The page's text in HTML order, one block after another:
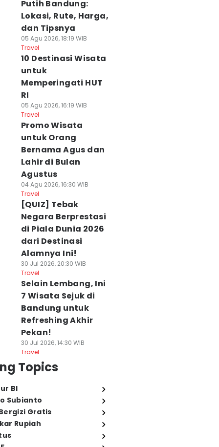
Putih Bandung:
Lokasi, Rute, Harga,
dan Tipsnya
05 Agu 2026, 18:19 WIB
Travel
10 Destinasi Wisata
untuk
Memperingati HUT
RI
05 Agu 2026, 16:19 WIB
Travel
Promo Wisata
untuk Orang
Bernama Agus dan
Lahir di Bulan
Agustus
04 Agu 2026, 16:30 WIB
Travel
[QUIZ] Tebak
Negara Berprestasi
di Piala Dunia 2026
dari Destinasi
Alamnya Ini!
30 Jul 2026, 20:30 WIB
Travel
Selain Lembang, Ini
7 Wisata Sejuk di
Bandung untuk
Refreshing Akhir
Pekan!
30 Jul 2026, 14:30 WIB
Travel
Topics
BI
Subianto
Gratis
Rupiah